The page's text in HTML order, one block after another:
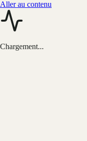
Aller au contenu
Chargement...